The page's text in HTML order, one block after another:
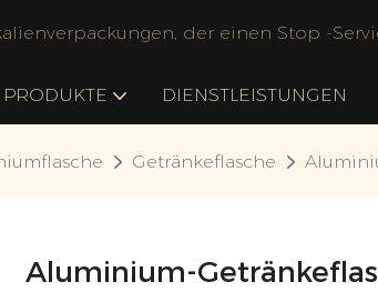
der einen Stop -
PRODUKTE DIENSTLEISTUNGEN
Getränkeflasche
Aluminium-